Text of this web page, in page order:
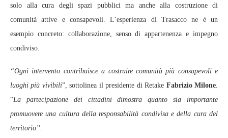
solo alla cura degli spazi pubblici ma anche alla costruzione di
comunità attive e consapevoli. L’esperienza di Trasacco ne è un
esempio concreto: collaborazione, senso di appartenenza e impegno
condiviso.
“Ogni intervento contribuisce a costruire comunità più consapevoli e
luoghi più vivibili”, sottolinea il presidente di Retake Fabrizio Milone.
“La partecipazione dei cittadini dimostra quanto sia importante
promuovere una cultura della responsabilità condivisa e della cura del
territorio”.